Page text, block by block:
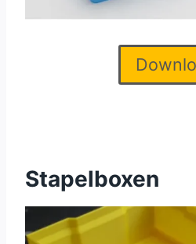
Stapelboxen